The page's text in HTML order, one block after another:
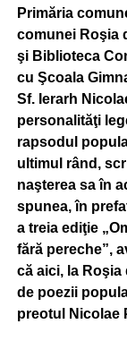
Primăria
comunei Roşia
şi Biblioteca
cu Şcoala
Sf. Ierarh
personalităţi
rapsodul
ultimul rând,
naşterea sa în
spunea, în
a treia ediţie
fără pereche”,
că aici, la Roşia
de poezii
preotul Nicolae